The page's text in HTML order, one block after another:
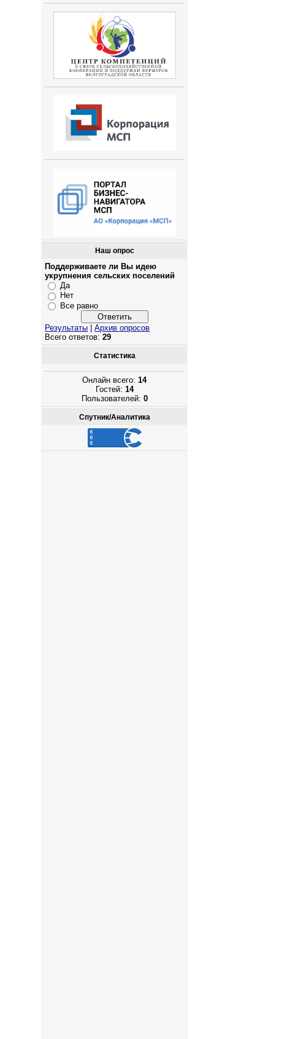
Наш опрос
Поддерживаете ли Вы идею
укрупнения сельских поселений
Да
Нет
Все равно
Результаты |Архив опросов
Всего ответов:29
Статистика
Онлайн всего:14
Гостей: 14
Пользователей: 0
Спутник/Аналитика